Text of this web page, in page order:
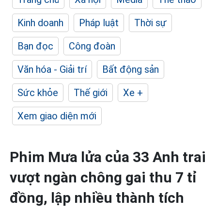
Kinh doanh
Pháp luật
Thời sự
Bạn đọc
Công đoàn
Văn hóa - Giải trí
Bất động sản
Sức khỏe
Thế giới
Xe +
Xem giao diện mới
Phim Mưa lửa của 33 Anh trai
vượt ngàn chông gai thu 7 tỉ
đồng, lập nhiều thành tích